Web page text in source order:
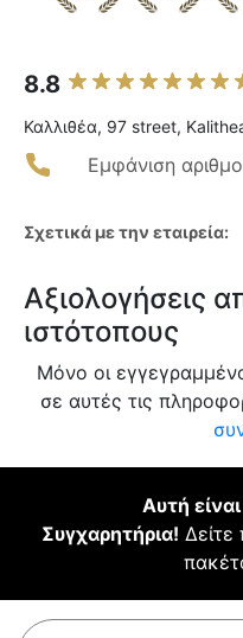
8.8
Καλλιθέα, 97 street,
Εμφάνιση
Σχετικά με την εταιρεία:
Αξιολογήσεις
ιστότοπους
Μόνο οι
σε αυτές τις
Αυτή
Συγχαρητήρια!